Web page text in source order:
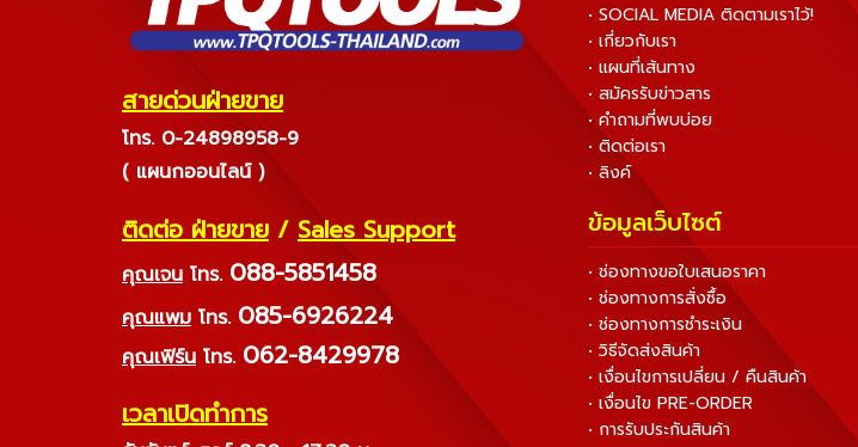
สายด่วนฝ่ายขาย
โทร. 0-24898958-9
( แผนกออนไลน์ )
ติดต่อ ฝ่ายขาย / Sales Support
คุณเจน โทร. 088-5851458
คุณแพม โทร. 085-6926224
คุณเฟิร์น โทร. 062-8429978
เวลาเปิดทำการ
• SOCIAL MEDIA ติดตามเราไว้!
• เกี่ยวกับเรา
• แผนที่เส้นทาง
• สมัครรับข่าวสาร
• คำถามที่พบบ่อย
• ติดต่อเรา
• ลิงค์
ข้อมูลเว็บไซต์
• ช่องทางขอใบเสนอราคา
• ช่องทางการสั่งซื้อ
• ช่องทางการชำระเงิน
• วิธีจัดส่งสินค้า
• เงื่อนไขการเปลี่ยน / คืนสินค้า
• เงื่อนไข PRE-ORDER
• การรับประกันสินค้า